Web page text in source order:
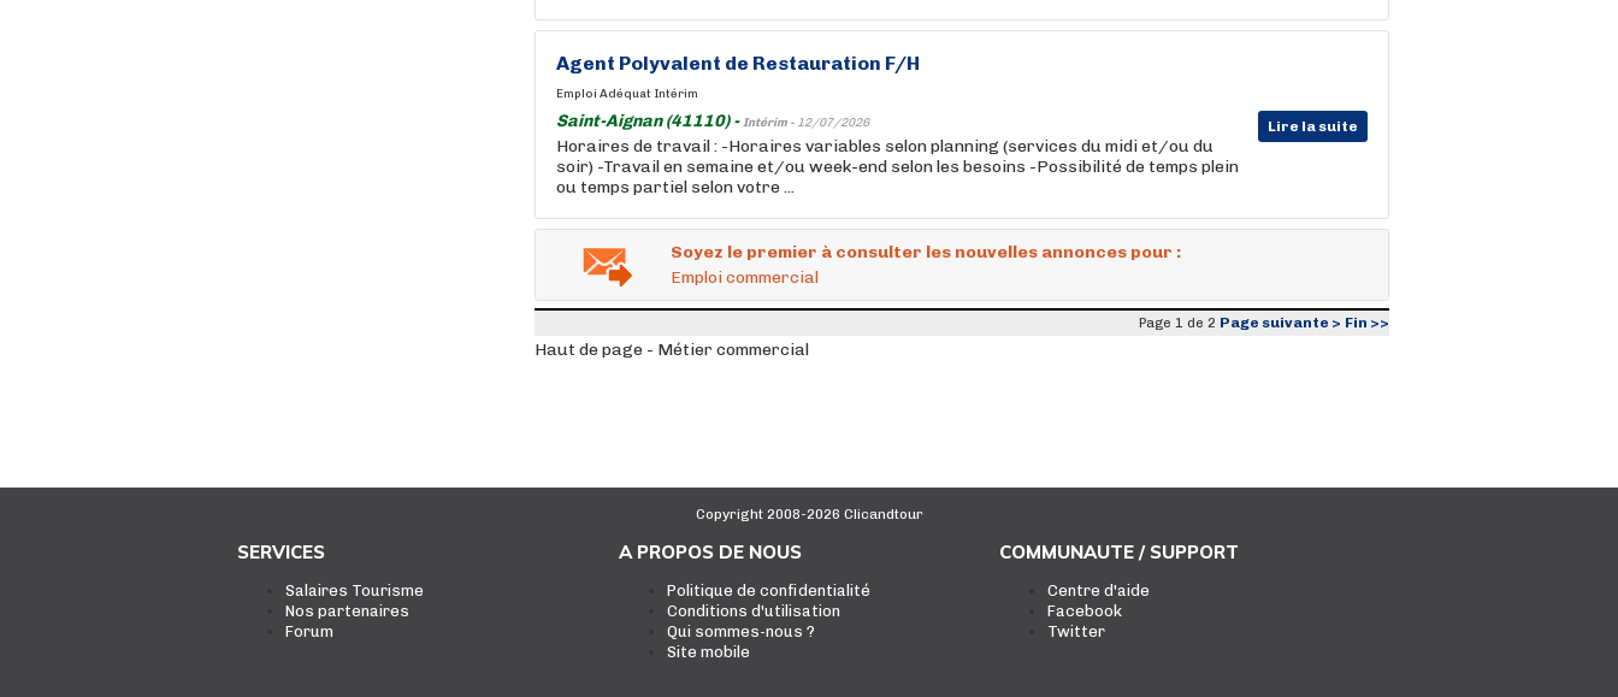
Agent Polyvalent de Restauration F/H
Emploi Adéquat Intérim
Saint-Aignan (41110) -Intérim - 12/07/2026 Lire la suite
Horaires de travail : -Horaires variables selon planning (services du midi et/ou du
soir) -Travail en semaine et/ou week-end selon les besoins -Possibilité de temps plein
ou temps partiel selon votre ...
Soyez le premier à consulter les nouvelles annonces pour :
Emploi commercial
Page 1 de 2 Page suivante > Fin >>
Haut de page - Métier commercial
Copyright 2008-2026 Clicandtour
SERVICES
Salaires Tourisme
Nos partenaires
Forum
A PROPOS DE NOUS
Politique de confidentialité
Conditions d'utilisation
Qui sommes-nous ?
Site mobile
COMMUNAUTE / SUPPORT
Centre d'aide
Facebook
Twitter